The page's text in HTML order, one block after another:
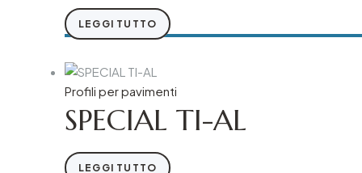
LEGGI TUTTO
Profili per pavimenti
SPECIAL TI-AL
LEGGI TUTTO